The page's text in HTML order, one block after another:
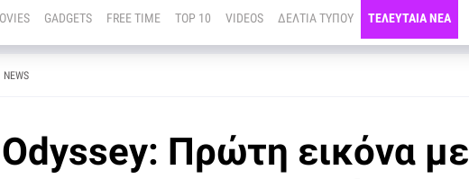
GADGETS FREE TIME TOP 10 VIDEOS ΔΕΛΤΙΑ ΤΥΠΟΥ ΤΕΛΕΥΤΑΙΑ ΝΕΑ
NEWS
Πρώτη εικόνα με
και
στο